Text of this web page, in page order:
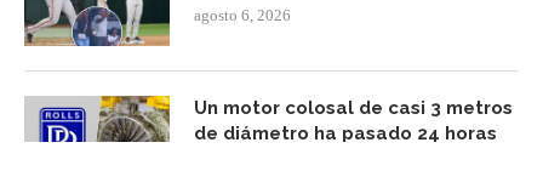
agosto 6, 2026
Un motor colosal de casi 3 metros
de diámetro ha pasado 24 horas